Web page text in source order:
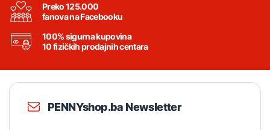
Preko 125.000
fanova na Facebooku
100% sigurna kupovina
10 fizičkih prodajnih centara
PENNYshop.ba Newsletter